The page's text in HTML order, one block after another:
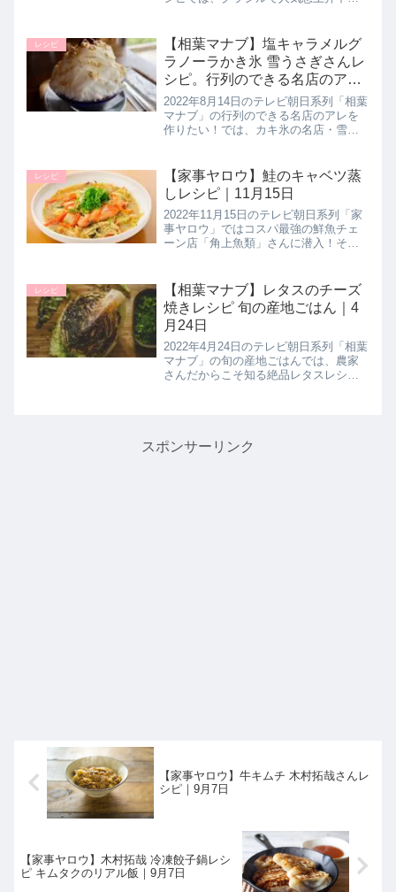
くれたので詳しく紹介します。>>ノン
ストップ記事一覧はこちら▼...
レシピ
【相葉マナブ】塩キャラメルグ
ラノーラかき氷 雪うさぎさんレ
シピ。行列のできる名店のアレ
を作りたい！8月14日
2022年8月14日のテレビ朝日系列「相葉
マナブ」の行列のできる名店のアレを
作りたい！では、カキ氷の名店・雪う
ていたので作り方とポイントを詳しく
紹介します。雪うさぎさんの１...
レシピ
【家事ヤロウ】鮭のキャベツ蒸
しレシピ｜11月15日
2022年11月15日のテレビ朝日系列「家
事ヤロウ」ではコスパ最強の鮮魚チェ
ーン店「角上魚類」さんに潜入！そこ
てくれたので詳しく紹介します。>>家
事ヤロウ記事一覧はこちら▼和...
レシピ
【相葉マナブ】レタスのチーズ
焼きレシピ 旬の産地ごはん｜4
月24日
2022年4月24日のテレビ朝日系列「相葉
マナブ」の旬の産地ごはんでは、農家
さんだからこそ知る絶品レタスレシピ
スポンサーリンク
【家事ヤロウ】牛キムチ 木村拓哉さんレ
シピ｜9月7日
【家事ヤロウ】木村拓哉 冷凍餃子鍋レシ
ピ キムタクのリアル飯｜9月7日